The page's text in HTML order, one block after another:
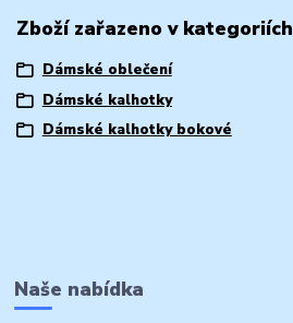
Zboží zařazeno v kategoriích
Dámské oblečení
Dámské kalhotky
Dámské kalhotky bokové
Naše nabídka